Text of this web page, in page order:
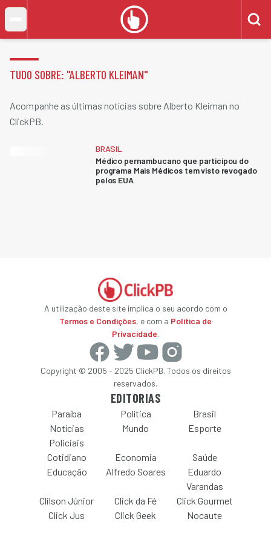
TUDO SOBRE: "ALBERTO KLEIMAN"
Acompanhe as últimas notícias sobre Alberto Kleiman no
ClickPB.
BRASIL
Médico pernambucano que participou do
programa Mais Médicos tem visto revogado
pelos EUA
A utilização deste site implica o seu acordo com o
Termos e Condições, e com a Política de
Privacidade.
Copyright © 2005 - 2025 ClickPB. Todos os direitos
reservados.
EDITORIAS
Paraíba Política
Brasil
Notícias
Policiais
Mundo Esporte
Cotidiano Economia
Saúde
Educação
Alfredo Soares
Eduardo
Varandas
Clilson Júnior
Click da Fé
Click Gourmet
Click Jus
Click Geek Nocaute